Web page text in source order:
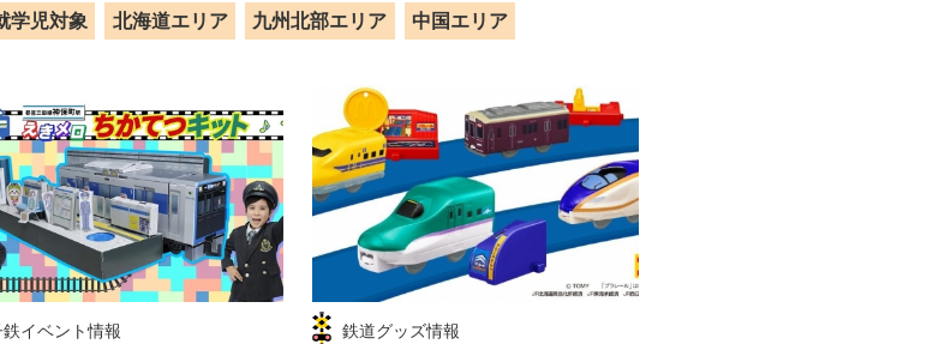
学児対象 北海道エリア 九州北部エリア 中国エリア
鉄イベント情報 鉄道グッズ情報